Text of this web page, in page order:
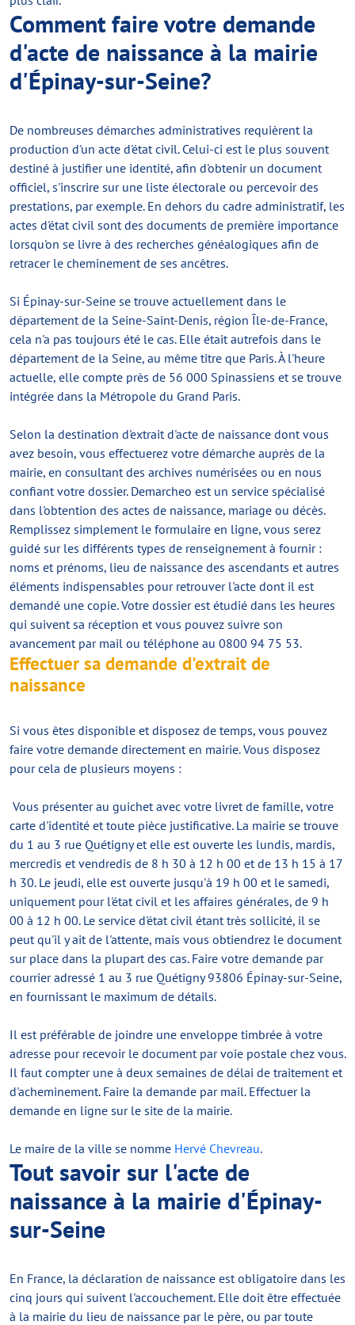
Comment faire votre demande
d'acte de naissance à la mairie
d'Épinay-sur-Seine?
De nombreuses démarches administratives requièrent la
production d'un acte d'état civil. Celui-ci est le plus souvent
destiné à justifier une identité, afin d'obtenir un document
officiel, s'inscrire sur une liste électorale ou percevoir des
prestations, par exemple. En dehors du cadre administratif, les
actes d'état civil sont des documents de première importance
lorsqu'on se livre à des recherches généalogiques afin de
retracer le cheminement de ses ancêtres.
Si Épinay-sur-Seine se trouve actuellement dans le
département de la Seine-Saint-Denis, région Île-de-France,
cela n'a pas toujours été le cas. Elle était autrefois dans le
département de la Seine, au même titre que Paris. À l'heure
actuelle, elle compte près de 56 000 Spinassiens et se trouve
intégrée dans la Métropole du Grand Paris.
Selon la destination d'extrait d'acte de naissance dont vous
avez besoin, vous effectuerez votre démarche auprès de la
mairie, en consultant des archives numérisées ou en nous
confiant votre dossier. Demarcheo est un service spécialisé
dans l'obtention des actes de naissance, mariage ou décès.
Remplissez simplement le formulaire en ligne, vous serez
guidé sur les différents types de renseignement à fournir :
noms et prénoms, lieu de naissance des ascendants et autres
éléments indispensables pour retrouver l'acte dont il est
demandé une copie. Votre dossier est étudié dans les heures
qui suivent sa réception et vous pouvez suivre son
avancement par mail ou téléphone au 0800 94 75 53.
Effectuer sa demande d'extrait de
naissance
Si vous êtes disponible et disposez de temps, vous pouvez
faire votre demande directement en mairie. Vous disposez
pour cela de plusieurs moyens :
Vous présenter au guichet avec votre livret de famille, votre
carte d'identité et toute pièce justificative. La mairie se trouve
du 1 au 3 rue Quétigny et elle est ouverte les lundis, mardis,
mercredis et vendredis de 8 h 30 à 12 h 00 et de 13 h 15 à 17
h 30. Le jeudi, elle est ouverte jusqu'à 19 h 00 et le samedi,
uniquement pour l'état civil et les affaires générales, de 9 h
00 à 12 h 00. Le service d'état civil étant très sollicité, il se
peut qu'il y ait de l'attente, mais vous obtiendrez le document
sur place dans la plupart des cas. Faire votre demande par
courrier adressé 1 au 3 rue Quétigny 93806 Épinay-sur-Seine,
en fournissant le maximum de détails.
Il est préférable de joindre une enveloppe timbrée à votre
adresse pour recevoir le document par voie postale chez vous.
Il faut compter une à deux semaines de délai de traitement et
d'acheminement. Faire la demande par mail. Effectuer la
demande en ligne sur le site de la mairie.
Le maire de la ville se nomme Hervé Chevreau.
Tout savoir sur l'acte de
naissance à la mairie d'Épinay-
sur-Seine
En France, la déclaration de naissance est obligatoire dans les
cinq jours qui suivent l'accouchement. Elle doit être effectuée
à la mairie du lieu de naissance par le père, ou par toute